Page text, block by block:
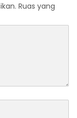
Ruas yang